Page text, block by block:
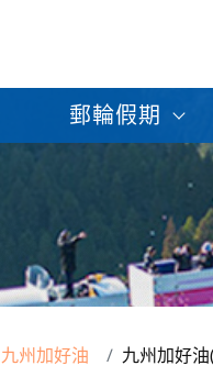
郵輪假期
九州加好油
九州加好